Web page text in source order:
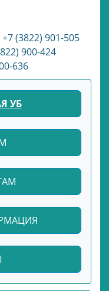
(3822) 901-505
900-424
636
УБ